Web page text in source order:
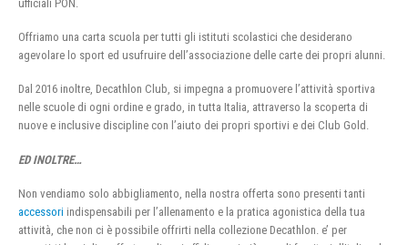
ufficiali PON.
Offriamo una carta scuola per tutti gli istituti scolastici che desiderano
agevolare lo sport ed usufruire dell’associazione delle carte dei propri alunni.
Dal 2016 inoltre, Decathlon Club, si impegna a promuovere l’attività sportiva
nelle scuole di ogni ordine e grado, in tutta Italia, attraverso la scoperta di
nuove e inclusive discipline con l’aiuto dei propri sportivi e dei Club Gold.
ED INOLTRE…
Non vendiamo solo abbigliamento, nella nostra offerta sono presenti tanti
accessori indispensabili per l’allenamento e la pratica agonistica della tua
attività, che non ci è possibile offrirti nella collezione Decathlon. e’ per